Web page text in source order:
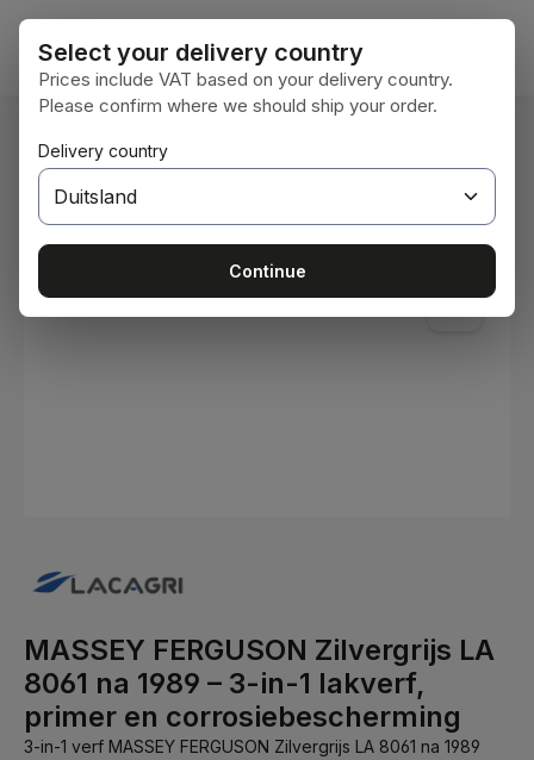
Ga naar de hoofdinhoud
U bent hier: Home
Verven en lakken
Afbeeldingengalerij overslaan
MASSEY FERGUSON Zilvergrijs LA
8061 na 1989 – 3-in-1 lakverf,
primer en corrosiebescherming
3-in-1 verf MASSEY FERGUSON Zilvergrijs LA 8061 na 1989
Select your delivery country
Prices include VAT based on your delivery country.
Please confirm where we should ship your order.
Delivery country
Continue